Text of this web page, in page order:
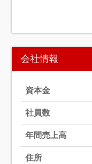
I
t
e
m
1
o
f
2
0
会社情報
資本金
社員数
年間売上高
住所